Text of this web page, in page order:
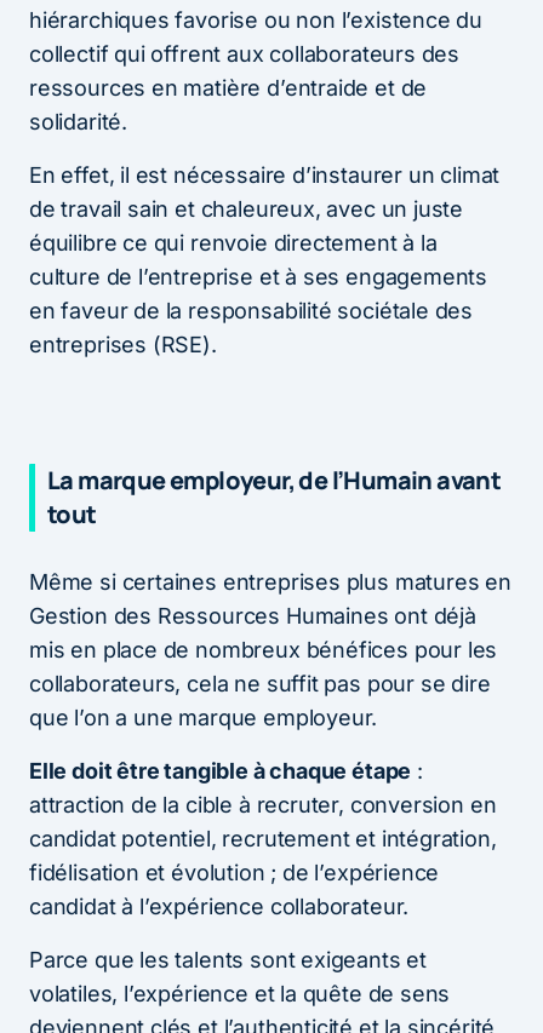
hiérarchiques favorise ou non l’existence du
collectif qui offrent aux collaborateurs des
ressources en matière d’entraide et de
solidarité.
En effet, il est nécessaire d’instaurer un climat
de travail sain et chaleureux, avec un juste
équilibre ce qui renvoie directement à la
culture de l’entreprise et à ses engagements
en faveur de la responsabilité sociétale des
entreprises (RSE).
La marque employeur, de l’Humain avant
tout
Même si certaines entreprises plus matures en
Gestion des Ressources Humaines ont déjà
mis en place de nombreux bénéfices pour les
collaborateurs, cela ne suffit pas pour se dire
que l’on a une marque employeur.
Elle doit être tangible à chaque étape :
attraction de la cible à recruter, conversion en
candidat potentiel, recrutement et intégration,
fidélisation et évolution ; de l’expérience
candidat à l’expérience collaborateur.
Parce que les talents sont exigeants et
volatiles, l’expérience et la quête de sens
deviennent clés et l’authenticité et la sincérité